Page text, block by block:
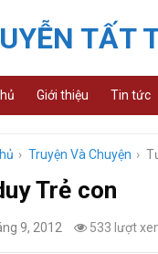
TẤT
Giới thiệu Tin tức
› Truyện Và Chuyện ›
Trẻ con
9, 2012 533 lượt